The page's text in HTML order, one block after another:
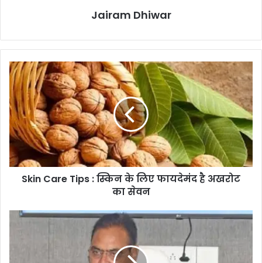
Jairam Dhiwar
Skin
Care
Tips
:
स्किन
के
लिए
फायदेमंद
है
अखरोटSkin Care Tips : स्किन के लिए फायदेमंद है अखरोट
का सेवन
"राजस्थान